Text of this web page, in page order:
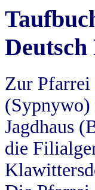
Zur Pfarrei
(Sypnywo)
Jagdhaus
die